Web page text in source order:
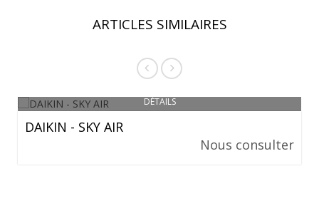
ARTICLES SIMILAIRES
DÉTAILS
DAIKIN - SKY AIR
Nous consulter